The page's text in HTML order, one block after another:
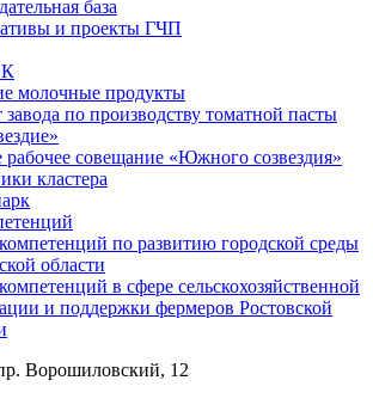
база
и проекты ГЧП
молочные продукты
по производству томатной пасты
рабочее совещание «Южного созвездия»
кластера
по развитию городской среды
области
в сфере сельскохозяйственной
и поддержки фермеров Ростовской
Ворошиловский, 12